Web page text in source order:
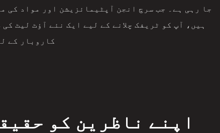
جا رہی ہے۔ جب سرچ انجن آپٹیمائزیشن اور مواد کی
ہیں، آپ کو ٹریفک چلانے کے لیے ایک نئے آؤٹ لیٹ
کاروبار کے
اپنے ناظرین کو